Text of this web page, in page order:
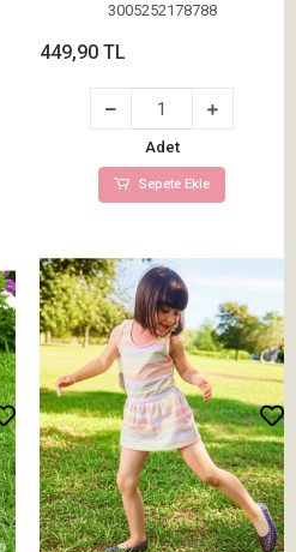
3005252178788
449,90 TL
Adet
Sepete Ekle